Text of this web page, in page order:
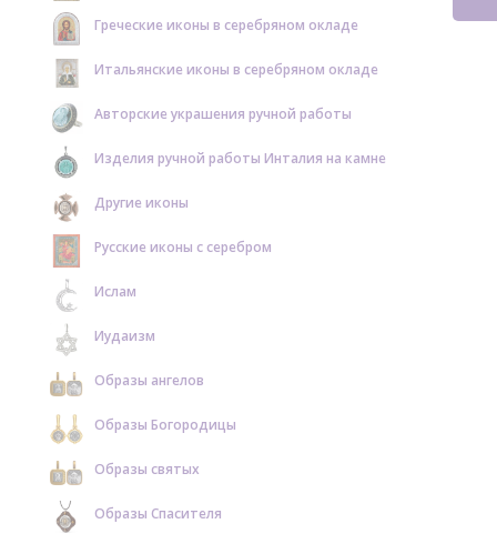
Греческие иконы в серебряном окладе
Итальянские иконы в серебряном окладе
Авторские украшения ручной работы
Изделия ручной работы Инталия на камне
Другие иконы
Русские иконы с серебром
Ислам
Иудаизм
Образы ангелов
Образы Богородицы
Образы святых
Образы Спасителя